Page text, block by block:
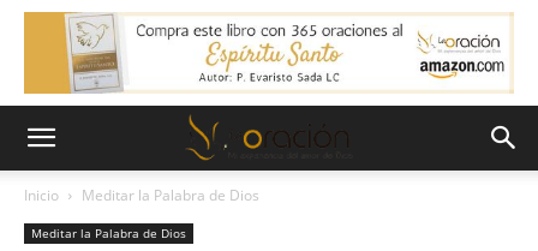
Inicio Meditar la Palabra de Dios
Meditar la Palabra de Dios